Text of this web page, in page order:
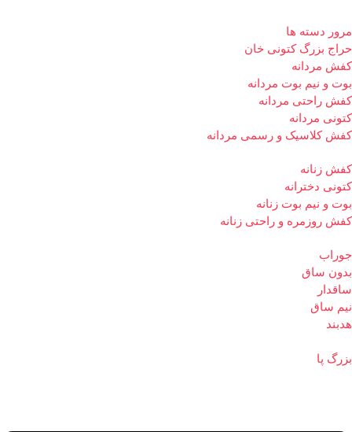
مرور دسته ها
حراج بزرگ کتونی خان
کفش مردانه
بوت و نیم بوت مردانه
کفش راحتی مردانه
کتونی مردانه
کفش کلاسیک و رسمی مردانه
کفش زنانه
کتونی دخترانه
بوت و نیم بوت زنانه
کفش روزمره و راحتی زنانه
جوراب
بدون ساق
ساقدار
نیم ساق
هدبند
بزرگ پا